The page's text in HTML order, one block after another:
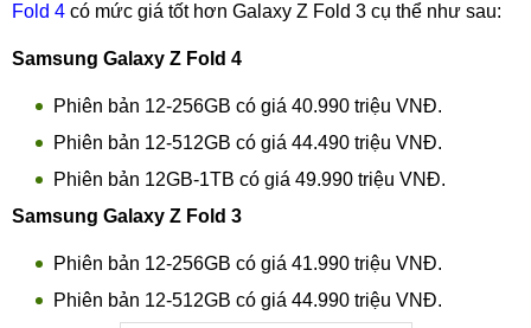
Fold 4 có mức giá tốt hơn Galaxy Z Fold 3 cụ thể như sau:
Samsung Galaxy Z Fold 4
Phiên bản 12-256GB có giá 40.990 triệu VNĐ.
Phiên bản 12-512GB có giá 44.490 triệu VNĐ.
Phiên bản 12GB-1TB có giá 49.990 triệu VNĐ.
Samsung Galaxy Z Fold 3
Phiên bản 12-256GB có giá 41.990 triệu VNĐ.
Phiên bản 12-512GB có giá 44.990 triệu VNĐ.